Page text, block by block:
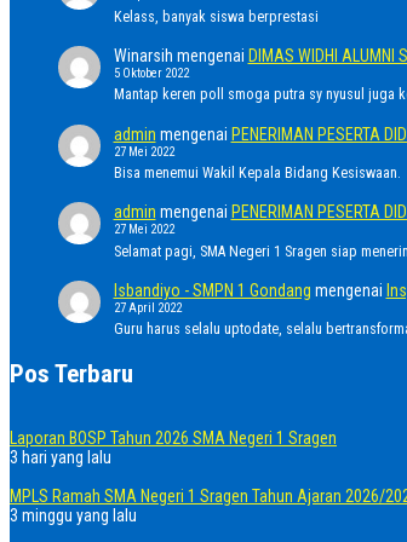
Kelass, banyak siswa berprestasi
Winarsih mengenai DIMAS WIDHI ALUMNI
5 Oktober 2022
Mantap keren poll smoga putra sy nyusul juga
admin mengenai PENERIMAN PESERTA
27 Mei 2022
Bisa menemui Wakil Kepala Bidang Kesiswaan.
admin mengenai PENERIMAN PESERTA
27 Mei 2022
Selamat pagi, SMA Negeri 1 Sragen siap
Isbandiyo - SMPN 1 Gondang mengenai
27 April 2022
Guru harus selalu uptodate, selalu
Pos Terbaru
Laporan BOSP Tahun 2026 SMA Negeri 1 Sragen
3 hari yang lalu
MPLS Ramah SMA Negeri 1 Sragen Tahun Ajaran 2026/
3 minggu yang lalu